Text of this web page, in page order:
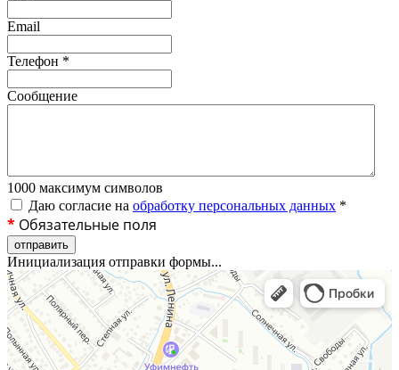
Email
Телефон *
Сообщение
1000 максимум символов
Даю согласие на обработку персональных данных *
* Обязательные поля
отправить
Инициализация отправки формы...